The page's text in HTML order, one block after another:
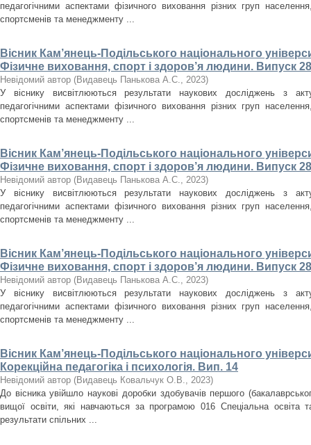
педагогічними аспектами фізичного виховання різних груп населення,
спортсменів та менеджменту ...
Вісник Кам’янець-Подільського національного
Фізичне виховання, спорт і здоров’я людини. Випуск
Невідомий автор (Видавець Панькова А.С., 2023)
У віснику висвітлюються результати наукових досліджень з
педагогічними аспектами фізичного виховання різних груп населення,
спортсменів та менеджменту ...
Вісник Кам’янець-Подільського національного
Фізичне виховання, спорт і здоров’я людини. Випуск
Невідомий автор (Видавець Панькова А.С., 2023)
У віснику висвітлюються результати наукових досліджень з
педагогічними аспектами фізичного виховання різних груп населення,
спортсменів та менеджменту ...
Вісник Кам’янець-Подільського національного
Фізичне виховання, спорт і здоров’я людини. Випуск
Невідомий автор (Видавець Панькова А.С., 2023)
У віснику висвітлюються результати наукових досліджень з
педагогічними аспектами фізичного виховання різних груп населення,
спортсменів та менеджменту ...
Вісник Кам’янець-Подільського національного
Корекційна педагогіка і психологія. Вип. 14
Невідомий автор (Видавець Ковальчук О.В., 2023)
До вісника увійшло наукові доробки здобувачів першого
вищої освіти, які навчаються за програмою 016 Спеціальна освіта
результати спільних ...